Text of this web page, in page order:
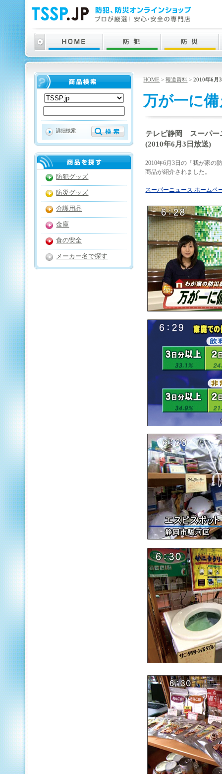
HOME >報道資料 >2010年6月
万が一に
テレビ静岡 スーパー
(2010年6月3日放送)
2010年6月3日の「我が家の
商品が紹介されました。
スーパーニュース ホームペ
詳細検索
防犯グッズ
防災グッズ
介護用品
金庫
食の安全
メーカー名で探す